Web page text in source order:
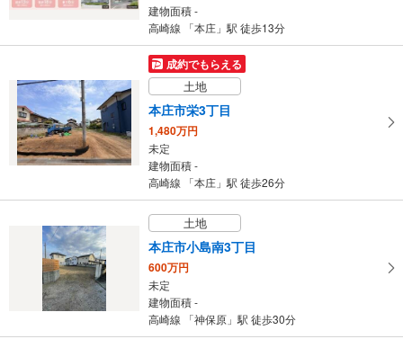
建物面積 -
高崎線 「本庄」駅 徒歩13分
成約でもらえる
土地
本庄市栄3丁目
1,480万円
未定
建物面積 -
高崎線 「本庄」駅 徒歩26分
土地
本庄市小島南3丁目
600万円
未定
建物面積 -
高崎線 「神保原」駅 徒歩30分